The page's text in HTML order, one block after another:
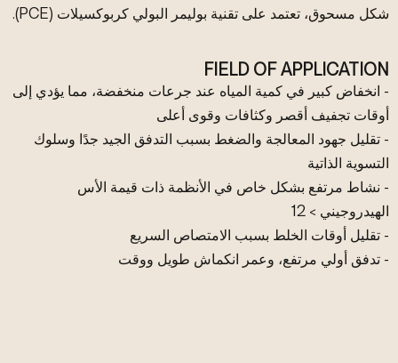
شكل مسحوق، تعتمد على تقنية بوليمر البولي كربوكسيلات (PCE).
FIELD OF APPLICATION
- انخفاض كبير في كمية المياه عند جرعات منخفضة، مما يؤدي إلى
أوقات تجفيف أقصر وكثافات وقوى أعلى
- تقليل جهود المعالجة والضغط بسبب التدفق الجيد جدًا وسلوك
التسوية الذاتية
- نشاط مرتفع بشكل خاص في الأنظمة ذات قيمة الأس
الهيدروجيني > 12
- تقليل أوقات الخلط بسبب الامتصاص السريع
- تدفق أولي مرتفع، وعمر انكماش طويل ووقت